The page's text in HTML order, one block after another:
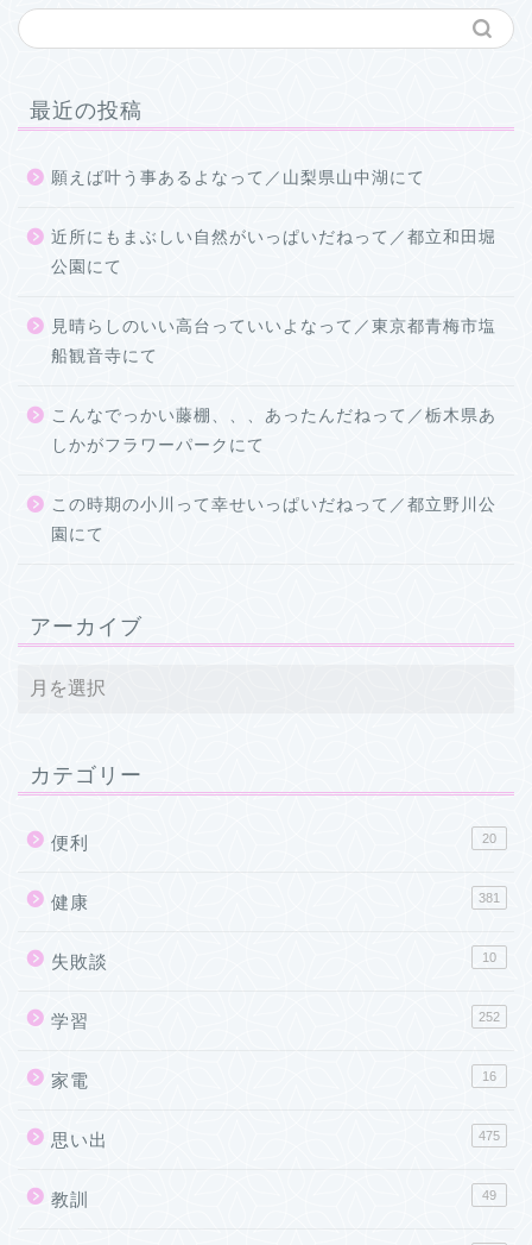
最近の投稿
願えば叶う事あるよなって／山梨県山中湖にて
近所にもまぶしい自然がいっぱいだねって／都立和田堀
公園にて
見晴らしのいい高台っていいよなって／東京都青梅市塩
船観音寺にて
こんなでっかい藤棚、、、あったんだねって／栃木県あ
しかがフラワーパークにて
この時期の小川って幸せいっぱいだねって／都立野川公
園にて
アーカイブ
カテゴリー
便利 20
健康 381
失敗談 10
学習 252
家電 16
思い出 475
教訓 49